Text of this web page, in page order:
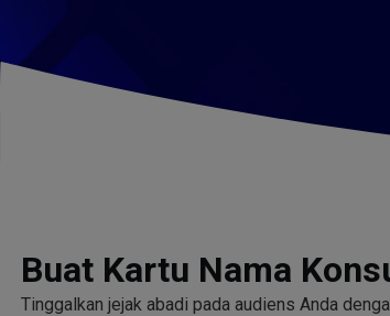
Buat Kartu Nama
Tinggalkan jejak abadi pada audiens Anda